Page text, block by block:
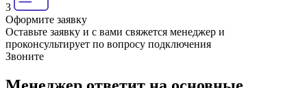
3
Оформите заявку
Оставьте заявку и с вами свяжется менеджер и
проконсультирует по вопросу подключения
Звоните